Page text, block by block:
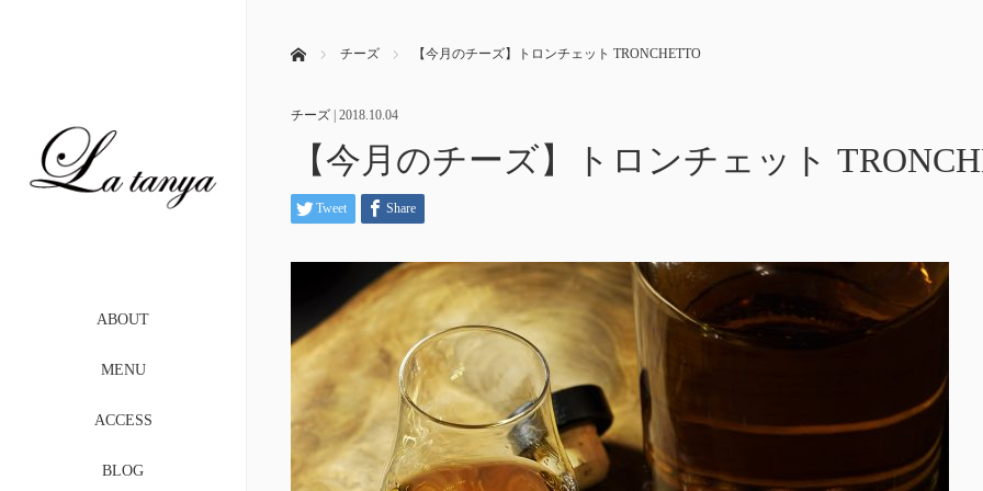
ABOUT
MENU
ACCESS
BLOG
ホーム チーズ 【今月のチーズ】トロンチェット TRONCHETTO
チーズ 2018.10.04
【今月のチーズ】トロンチェット
Tweet Share